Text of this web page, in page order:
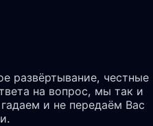
развёртывание, честные
на вопрос, мы так и
и не передаём Вас